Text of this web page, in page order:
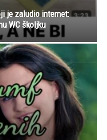
je zaludio internet:
WC školjku